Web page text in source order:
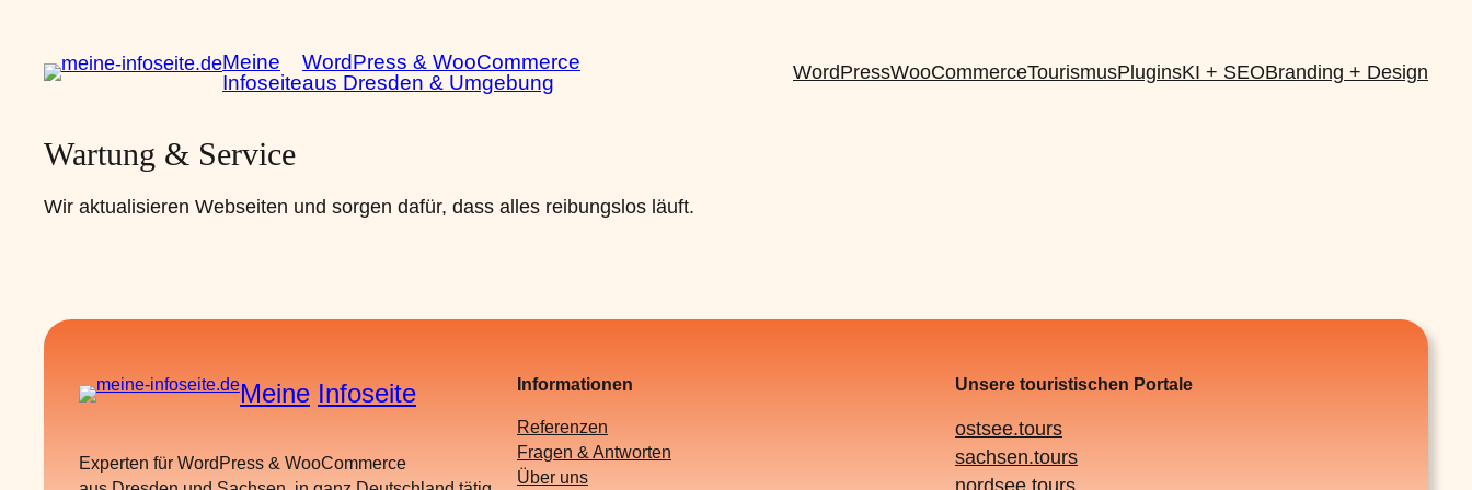
springen
Meine
Infoseite
WordPress & WooCommerce
aus Dresden & Umgebung
WordPressWooCommerceTourismusPluginsKI + SEOBranding + Design
Wartung & Service
Wir aktualisieren Webseiten und sorgen dafür, dass alles reibungslos läuft.
Meine Infoseite
Experten für WordPress & WooCommerce
Informationen
Referenzen
Fragen & Antworten
Über uns
Unsere touristischen Portale
ostsee.tours
sachsen.tours